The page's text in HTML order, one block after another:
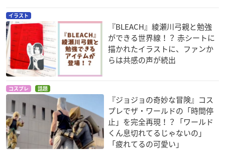
イラスト
『BLEACH』綾瀬川弓親と勉強
ができる世界線！？ 赤シートに
描かれたイラストに、ファンか
らは共感の声が続出
コスプレ 話題
『ジョジョの奇妙な冒険』コス
プレでザ・ワールドの「時間停
止」を完全再現！？「ワールド
くん息切れてるじゃないの」
「疲れてるの可愛い」